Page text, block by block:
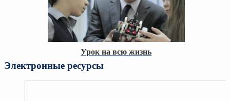
Урок на всю жизнь
Электронные ресурсы